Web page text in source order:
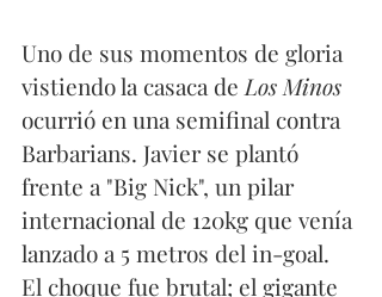
Uno de sus momentos de gloria
vistiendo la casaca de Los Minos
ocurrió en una semifinal contra
Barbarians. Javier se plantó
frente a "Big Nick", un pilar
internacional de 120kg que venía
lanzado a 5 metros del in-goal.
El choque fue brutal; el gigante